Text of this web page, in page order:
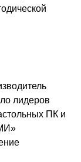
лидеров
ПК и